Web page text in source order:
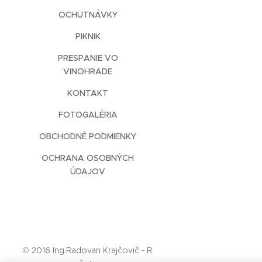
OCHUTNÁVKY
PIKNIK
PRESPANIE VO
VINOHRADE
KONTAKT
FOTOGALÉRIA
OBCHODNÉ PODMIENKY
OCHRANA OSOBNÝCH
ÚDAJOV
© 2016 Ing.Radovan Krajčovič - R.